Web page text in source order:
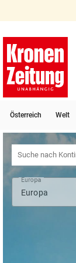
account_circle Anmelden
bookmark Merkliste
search
Suchbegriff
eingeben
Österreich Welt
Europa